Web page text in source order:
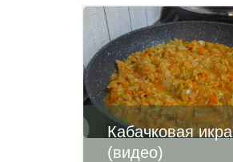
Кабачковая икра
(видео)